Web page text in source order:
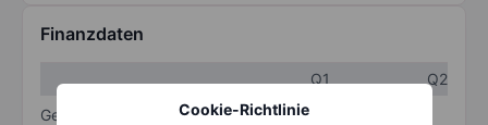
Cookie-Richtlinie
Finanzdaten
Q1
Q2
Gewinn- und Verlustrechnung